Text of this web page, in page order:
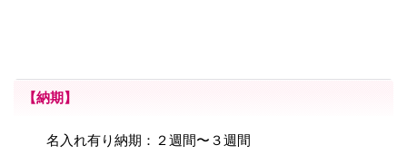
【納期】
名入れ有り納期：２週間〜３週間